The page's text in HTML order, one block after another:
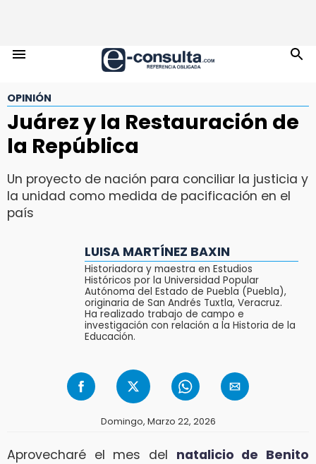
OPINIÓN
Juárez y la Restauración de
la República
Un proyecto de nación para conciliar la justicia y
la unidad como medida de pacificación en el
país
LUISA MARTÍNEZ BAXIN
Historiadora y maestra en Estudios
Históricos por la Universidad Popular
Autónoma del Estado de Puebla (Puebla),
originaria de San Andrés Tuxtla, Veracruz.
Ha realizado trabajo de campo e
investigación con relación a la Historia de la
Educación.
Domingo, Marzo 22, 2026
Aprovecharé el mes del natalicio de Benito